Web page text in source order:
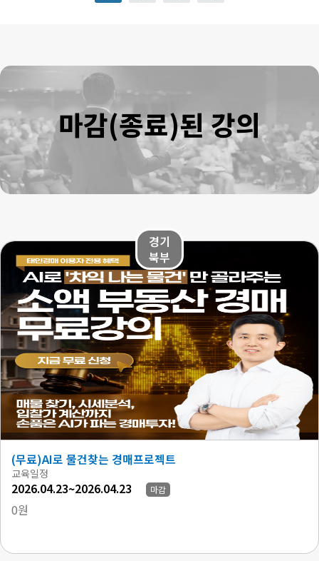
마감(종료)된 강의
경기
북부
(무료)AI로 물건찾는 경매프로젝트
교육일정
2026.04.23~2026.04.23 마감
0원